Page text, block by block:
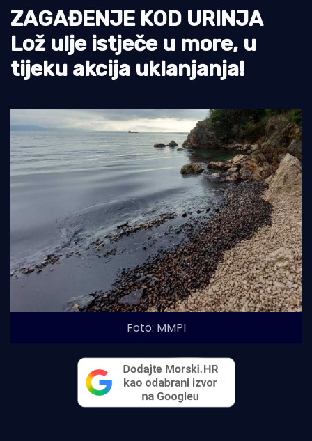
Pomorstvo
Ribolov
Ekologija
ZAGAĐENJE KOD URINJA
Lož ulje istječe u more, u
tijeku akcija uklanjanja!
Foto: MMPI